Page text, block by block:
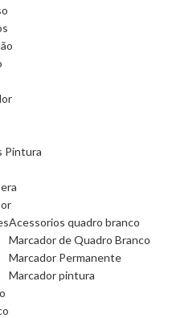
Pintura
Acessorios quadro branco
Marcador de Quadro Branco
Marcador Permanente
Marcador pintura